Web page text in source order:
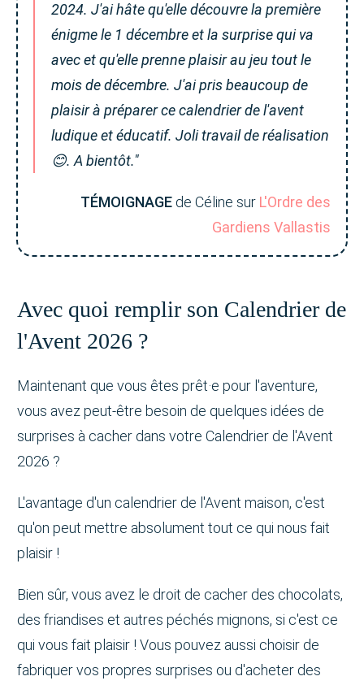
2024. J'ai hâte qu'elle découvre la première
énigme le 1 décembre et la surprise qui va
avec et qu'elle prenne plaisir au jeu tout le
mois de décembre. J'ai pris beaucoup de
plaisir à préparer ce calendrier de l'avent
ludique et éducatif. Joli travail de réalisation
😊. A bientôt."
TÉMOIGNAGE de Céline sur L'Ordre des
Gardiens Vallastis
Avec quoi remplir son Calendrier de
l'Avent 2026 ?
Maintenant que vous êtes prêt·e pour l'aventure,
vous avez peut-être besoin de quelques idées de
surprises à cacher dans votre Calendrier de l'Avent
2026 ?
L'avantage d'un calendrier de l'Avent maison, c'est
qu'on peut mettre absolument tout ce qui nous fait
plaisir !
Bien sûr, vous avez le droit de cacher des chocolats,
des friandises et autres péchés mignons, si c'est ce
qui vous fait plaisir ! Vous pouvez aussi choisir de
fabriquer vos propres surprises ou d'acheter des